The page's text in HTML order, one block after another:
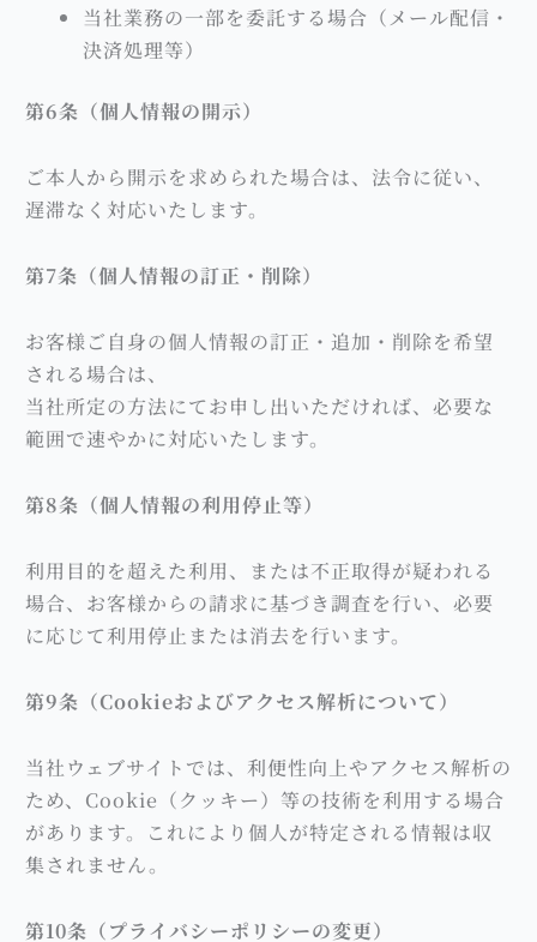
当社業務の一部を委託する場合（メール配信・
決済処理等）
第6条（個人情報の開示）
ご本人から開示を求められた場合は、法令に従い、
遅滞なく対応いたします。
第7条（個人情報の訂正・削除）
お客様ご自身の個人情報の訂正・追加・削除を希望
される場合は、
当社所定の方法にてお申し出いただければ、必要な
範囲で速やかに対応いたします。
第8条（個人情報の利用停止等）
利用目的を超えた利用、または不正取得が疑われる
場合、お客様からの請求に基づき調査を行い、必要
に応じて利用停止または消去を行います。
第9条（Cookieおよびアクセス解析について）
当社ウェブサイトでは、利便性向上やアクセス解析の
ため、Cookie（クッキー）等の技術を利用する場合
があります。これにより個人が特定される情報は収
集されません。
第10条（プライバシーポリシーの変更）